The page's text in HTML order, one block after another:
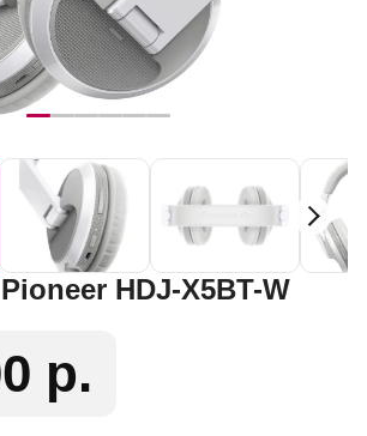
HDJ-X5BT-W
р.